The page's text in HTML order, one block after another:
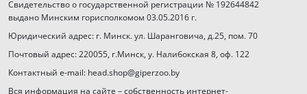
Свидетельство о государственной регистрации № 192644842
выдано Минским горисполкомом 03.05.2016 г.
Юридический адрес: г. Минск. ул. Шаранговича, д.25, пом. 70
Почтовый адрес: 220055, г.Минск, у. Налибокская 8, оф. 122
Контактный e-mail: head.shop@giperzoo.by
Вся информация на сайте – собственность интернет-